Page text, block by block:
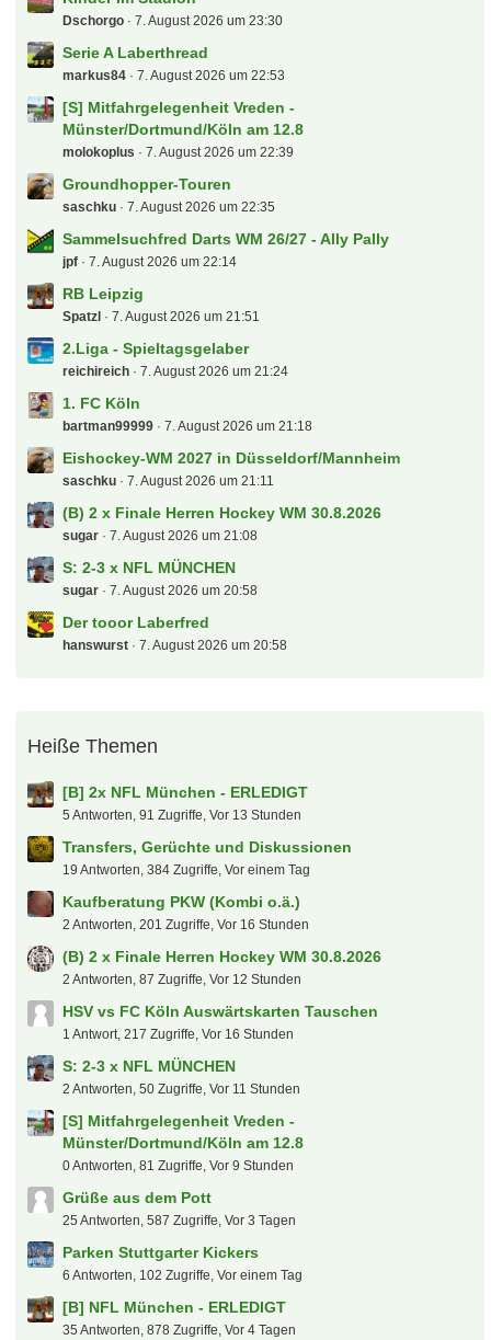
Dschorgo 7. August 2026 um 23:30
Serie A Laberthread
markus84 7. August 2026 um 22:53
[S] Mitfahrgelegenheit Vreden -
Münster/Dortmund/Köln am 12.8
molokoplus 7. August 2026 um 22:39
Groundhopper-Touren
saschku 7. August 2026 um 22:35
Sammelsuchfred Darts WM 26/27 - Ally Pally
jpf 7. August 2026 um 22:14
RB Leipzig
Spatzl 7. August 2026 um 21:51
2.Liga - Spieltagsgelaber
reichireich 7. August 2026 um 21:24
1. FC Köln
bartman99999 7. August 2026 um 21:18
Eishockey-WM 2027 in Düsseldorf/Mannheim
saschku 7. August 2026 um 21:11
(B) 2 x Finale Herren Hockey WM 30.8.2026
sugar 7. August 2026 um 21:08
S: 2-3 x NFL MÜNCHEN
sugar 7. August 2026 um 20:58
Der tooor Laberfred
hanswurst 7. August 2026 um 20:58
Heiße Themen
[B] 2x NFL München - ERLEDIGT
5 Antworten, 91 Zugriffe, Vor 13 Stunden
Transfers, Gerüchte und Diskussionen
19 Antworten, 384 Zugriffe, Vor einem Tag
Kaufberatung PKW (Kombi o.ä.)
2 Antworten, 201 Zugriffe, Vor 16 Stunden
(B) 2 x Finale Herren Hockey WM 30.8.2026
2 Antworten, 87 Zugriffe, Vor 12 Stunden
HSV vs FC Köln Auswärtskarten Tauschen
1 Antwort, 217 Zugriffe, Vor 16 Stunden
S: 2-3 x NFL MÜNCHEN
2 Antworten, 50 Zugriffe, Vor 11 Stunden
[S] Mitfahrgelegenheit Vreden -
Münster/Dortmund/Köln am 12.8
0 Antworten, 81 Zugriffe, Vor 9 Stunden
Grüße aus dem Pott
25 Antworten, 587 Zugriffe, Vor 3 Tagen
Parken Stuttgarter Kickers
6 Antworten, 102 Zugriffe, Vor einem Tag
[B] NFL München - ERLEDIGT
35 Antworten, 878 Zugriffe, Vor 4 Tagen